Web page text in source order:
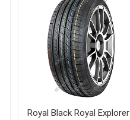
Royal Black Royal Explorer